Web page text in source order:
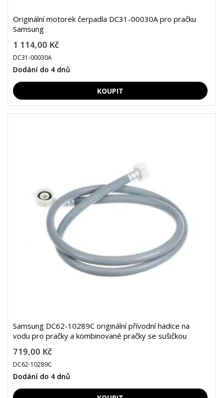
Originální motorek čerpadla DC31-00030A pro pračku
Samsung
1 114,00 Kč
DC31-00030A
Dodání do 4 dnů
Samsung DC62-10289C originální přívodní hadice na
vodu pro pračky a kombinované pračky se sušičkou
719,00 Kč
DC62-10289C
Dodání do 4 dnů